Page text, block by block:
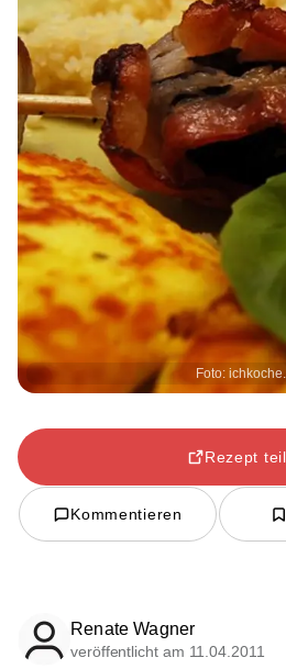
Foto:
Rezept
Kommentieren
Renate Wagner
veröffentlicht am 11.04.2011